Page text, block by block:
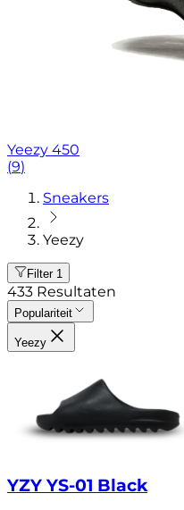
Yeezy 450
(9)
Sneakers
Yeezy
Filter 1
433 Resultaten
Populariteit
Yeezy
YZY YS-01 Black